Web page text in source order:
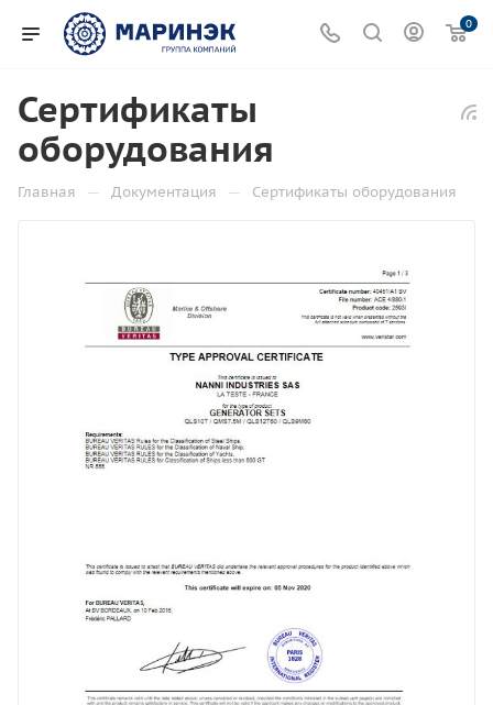
0
Сертификаты
оборудования
Главная — Документация — Сертификаты оборудования